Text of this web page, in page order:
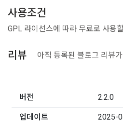
사용조건
GPL 라이선스에 따라 무료로 사용
리뷰 아직 등록된 블로그 리뷰
버전 2.2.0
업데이트 2025-